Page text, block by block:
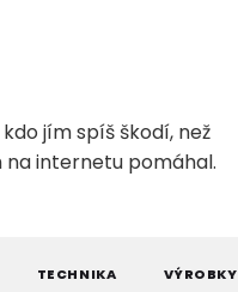
jím spíš škodí, než
na internetu pomáhal.
TECHNIKA VÝROBKY